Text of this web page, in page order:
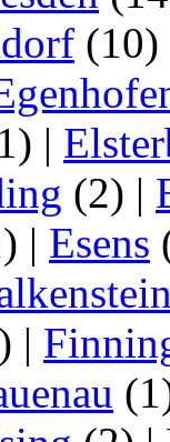
(10)
|
(2) |
| Esens
|